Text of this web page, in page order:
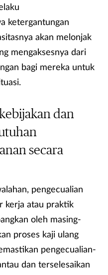
ketergantungan
akan melonjak
mengaksesnya dari
bagi mereka untuk
dan
secara
pengecualian
kerja atau praktik
oleh masing-
proses kaji ulang
pengecualian-
dan terselesaikan